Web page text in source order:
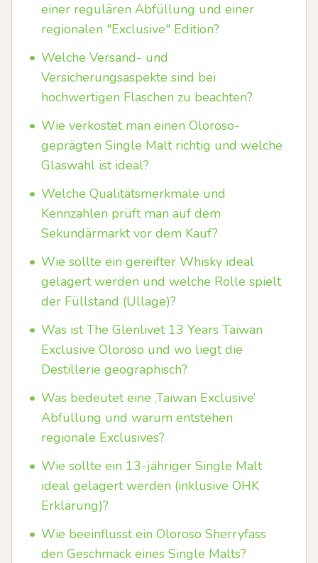
einer regulären Abfüllung und einer
regionalen "Exclusive" Edition?
• Welche Versand- und
Versicherungsaspekte sind bei
hochwertigen Flaschen zu beachten?
• Wie verkostet man einen Oloroso-
geprägten Single Malt richtig und welche
Glaswahl ist ideal?
• Welche Qualitätsmerkmale und
Kennzahlen prüft man auf dem
Sekundärmarkt vor dem Kauf?
• Wie sollte ein gereifter Whisky ideal
gelagert werden und welche Rolle spielt
der Füllstand (Ullage)?
• Was ist The Glenlivet 13 Years Taiwan
Exclusive Oloroso und wo liegt die
Destillerie geographisch?
• Was bedeutet eine ‚Taiwan Exclusive‘
Abfüllung und warum entstehen
regionale Exclusives?
• Wie sollte ein 13-jähriger Single Malt
ideal gelagert werden (inklusive OHK
Erklärung)?
• Wie beeinflusst ein Oloroso Sherryfass
den Geschmack eines Single Malts?